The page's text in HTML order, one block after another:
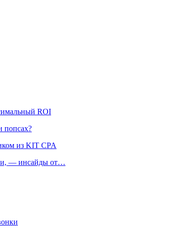
ROI
попсах?
из KIT CPA
— инсайды от…